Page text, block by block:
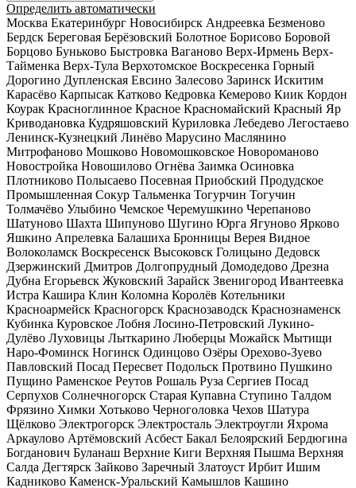
Определить автоматически
Москва Екатеринбург Новосибирск Андреевка Безменово
Бердск Береговая Берёзовский Болотное Борисово Боровой
Борцово Буньково Быстровка Ваганово Верх-Ирмень Верх-
Тайменка Верх-Тула Верхотомское Воскресенка Горный
Дорогино Дупленская Евсино Залесово Заринск Искитим
Карасёво Карпысак Катково Кедровка Кемерово Киик Кордон
Коурак Красноглинное Красное Красномайский Красный Яр
Криводановка Кудряшовский Куриловка Лебедево Легостаево
Ленинск-Кузнецкий Линёво Марусино Маслянино
Митрофаново Мошково Новомошковское Новороманово
Новостройка Новошилово Огнёва Заимка Осиновка
Плотниково Полысаево Посевная Приобский Продудское
Промышленная Сокур Тальменка Тогурчин Тогучин
Толмачёво Улыбино Чемское Черемушкино Черепаново
Шатуново Шахта Шипуново Шугино Юрга Ягуново Ярково
Яшкино Апрелевка Балашиха Бронницы Верея Видное
Волоколамск Воскресенск Высоковск Голицыно Дедовск
Дзержинский Дмитров Долгопрудный Домодедово Дрезна
Дубна Егорьевск Жуковский Зарайск Звенигород Ивантеевка
Истра Кашира Клин Коломна Королёв Котельники
Красноармейск Красногорск Краснозаводск Краснознаменск
Кубинка Куровское Лобня Лосино-Петровский Лукино-
Дулёво Луховицы Лыткарино Люберцы Можайск Мытищи
Наро-Фоминск Ногинск Одинцово Озёры Орехово-Зуево
Павловский Посад Пересвет Подольск Протвино Пушкино
Пущино Раменское Реутов Рошаль Руза Сергиев Посад
Серпухов Солнечногорск Старая Купавна Ступино Талдом
Фрязино Химки Хотьково Черноголовка Чехов Шатура
Щёлково Электрогорск Электросталь Электроугли Яхрома
Аркаулово Артёмовский Асбест Бакал Белоярский Бердюгина
Богданович Буланаш Верхние Киги Верхняя Пышма Верхняя
Салда Дегтярск Зайково Заречный Златоуст Ирбит Ишим
Кадниково Каменск-Уральский Камышлов Кашино